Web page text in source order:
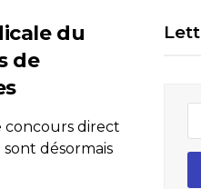
du
de
concours direct
désormais